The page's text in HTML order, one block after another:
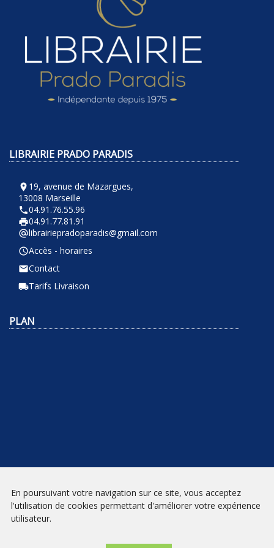
LIBRAIRIE PRADO PARADIS
room 19, avenue de Mazargues,
13008 Marseille
phone04.91.76.55.96
local_printshop04.91.77.81.91
alternate_emaillibrairiepradoparadis@gmail.com
query_builderAccès - horaires
emailContact
local_shippingTarifs Livraison
PLAN
NEWSLETTER
En poursuivant votre navigation sur ce site, vous acceptez
l'utilisation de cookies permettant d'améliorer votre expérience
utilisateur.